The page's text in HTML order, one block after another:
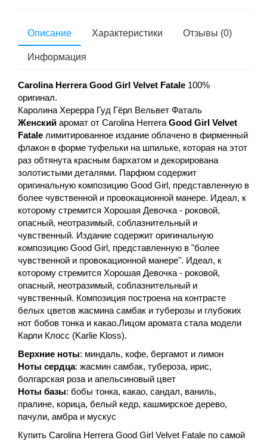
Описание Характеристики Отзывы (0)
Информация
Carolina Herrera Good Girl Velvet Fatale 100%
оригинал.
Каролина Херерра Гуд Гёрл Вельвет Фаталь
Женский аромат от Carolina Herrera Good Girl Velvet
Fatale лимитированное издание облачено в фирменный
флакон в форме туфельки на шпильке, которая на этот
раз обтянута красным бархатом и декорирована
золотистыми деталями. Парфюм содержит
оригинальную композицию Good Girl, представленную в
более чувственной и провокационной манере. Идеал, к
которому стремится Хорошая Девочка - роковой,
опасный, неотразимый, соблазнительный и
чувственный. Издание содержит оригинальную
композицию Good Girl, представленную в "более
чувственной и провокационной манере". Идеал, к
которому стремится Хорошая Девочка - роковой,
опасный, неотразимый, соблазнительный и
чувственный. Композиция построена на контрасте
белых цветов жасмина самбак и туберозы и глубоких
нот бобов тонка и какао.Лицом аромата стала модели
Карли Клосс (Karlie Kloss).
Верхние ноты: миндаль, кофе, бергамот и лимон
Ноты сердца: жасмин самбак, тубероза, ирис,
болгарская роза и апельсиновый цвет
Ноты базы: бобы тонка, какао, сандал, ваниль,
пралине, корица, белый кедр, кашмирское дерево,
пачули, амбра и мускус
Купить Carolina Herrera Good Girl Velvet Fatale по самой